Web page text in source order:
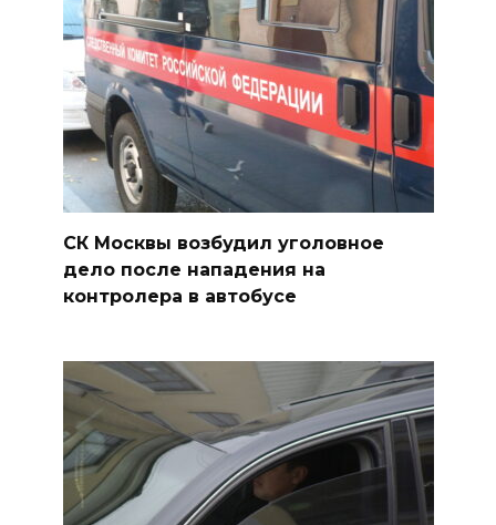
СК Москвы возбудил уголовное
дело после нападения на
контролера в автобусе